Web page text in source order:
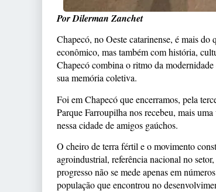
Por Dilerman Zanchet
Chapecó, no Oeste catarinense, é mais
econômico, mas também com história,
Chapecó combina o ritmo da
sua memória coletiva.
Foi em Chapecó que encerramos, pela
Parque Farroupilha nos recebeu, mais
nessa cidade de amigos gaúchos.
O cheiro de terra fértil e o movimento
agroindustrial, referência nacional no
progresso não se mede apenas em
população que encontrou no